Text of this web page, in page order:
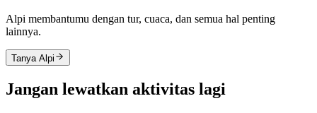
Alpi membantumu dengan tur, cuaca, dan semua hal penting
lainnya.
Tanya Alpi
Jangan lewatkan aktivitas lagi